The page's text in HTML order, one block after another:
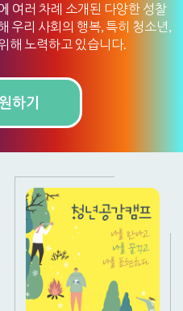
여러 차례 소개된 다양한 성찰
우리 사회의 행복, 특히 청소년,
해 노력하고 있습니다.
하기